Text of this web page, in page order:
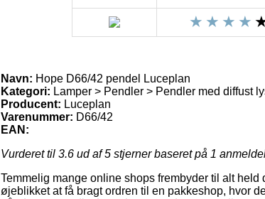
Navn: Hope D66/42 pendel Luceplan
Kategori: Lamper > Pendler > Pendler med diffust
Producent: Luceplan
Varenummer: D66/42
EAN:
Vurderet til 3.6 ud af 5 stjerner baseret på 1
Temmelig mange online shops frembyder til alt
øjeblikket at få bragt ordren til en pakkeshop, hvor